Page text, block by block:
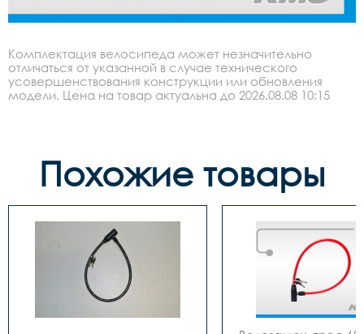
Комплектация велосипеда может незначительно
отличаться от указанной в случае технического
усовершенствования конструкции или обновления
модели. Цена на товар актуальна до 2026.08.08 10:15
Похожие товары